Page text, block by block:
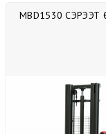
MBD1530 СЭРЭЭТ